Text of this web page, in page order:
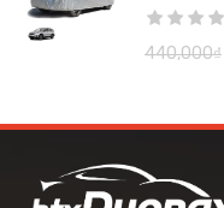
440,000₫